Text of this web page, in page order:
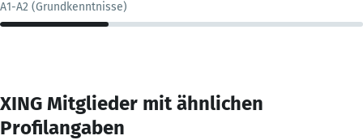
A1-A2 (Grundkenntnisse)
XING Mitglieder mit ähnlichen
Profilangaben